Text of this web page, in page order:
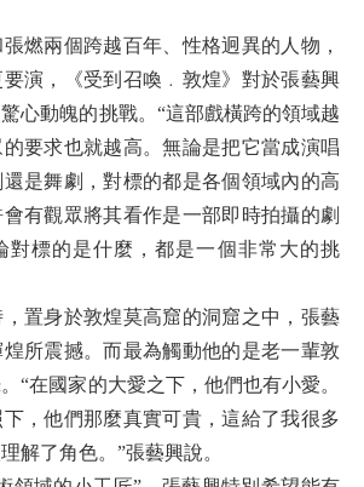
兩個跨越百年、性格迥異的人物，
演，《受到召喚﹒敦煌》對於張藝興
心動魄的挑戰。“這部戲橫跨的領域越
要求也就越高。無論是把它當成演唱
是舞劇，對標的都是各個領域內的高
有觀眾將其看作是一部即時拍攝的劇
標的是什麼，都是一個非常大的挑
身於敦煌莫高窟的洞窟之中，張藝
所震撼。而最為觸動他的是老一輩敦
“在國家的大愛之下，他們也有小愛。
，他們那麼真實可貴，這給了我很多
解了角色。”張藝興說。